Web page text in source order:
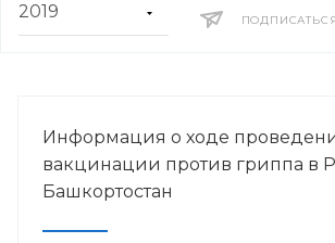
Информация о ходе
вакцинации против гриппа в
Башкортостан